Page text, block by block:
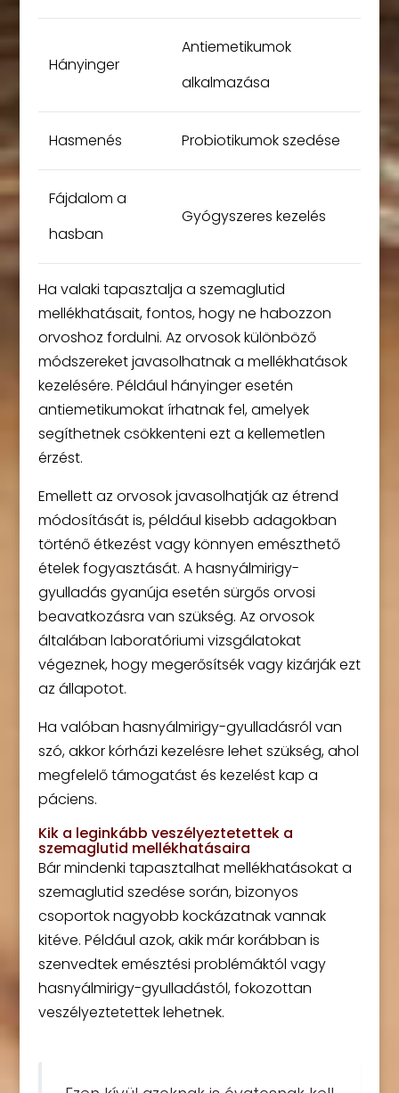
Hányinger
Antiemetikumok
alkalmazása
Hasmenés Probiotikumok szedése
Fájdalom a
hasban
Gyógyszeres kezelés
Ha valaki tapasztalja a szemaglutid
mellékhatásait, fontos, hogy ne habozzon
orvoshoz fordulni. Az orvosok különböző
módszereket javasolhatnak a mellékhatások
kezelésére. Például hányinger esetén
antiemetikumokat írhatnak fel, amelyek
segíthetnek csökkenteni ezt a kellemetlen
érzést.
Emellett az orvosok javasolhatják az étrend
módosítását is, például kisebb adagokban
történő étkezést vagy könnyen emészthető
ételek fogyasztását. A hasnyálmirigy-
gyulladás gyanúja esetén sürgős orvosi
beavatkozásra van szükség. Az orvosok
általában laboratóriumi vizsgálatokat
végeznek, hogy megerősítsék vagy kizárják ezt
az állapotot.
Ha valóban hasnyálmirigy-gyulladásról van
szó, akkor kórházi kezelésre lehet szükség, ahol
megfelelő támogatást és kezelést kap a
páciens.
Kik a leginkább veszélyeztetettek a
szemaglutid mellékhatásaira
Bár mindenki tapasztalhat mellékhatásokat a
szemaglutid szedése során, bizonyos
csoportok nagyobb kockázatnak vannak
kitéve. Például azok, akik már korábban is
szenvedtek emésztési problémáktól vagy
hasnyálmirigy-gyulladástól, fokozottan
veszélyeztetettek lehetnek.